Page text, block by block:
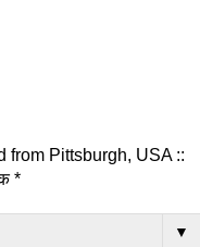
Pittsburgh, USA ::
*
▼